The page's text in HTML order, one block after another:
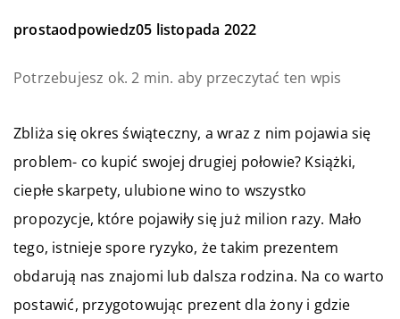
prostaodpowiedz05 listopada 2022
Potrzebujesz ok. 2 min. aby przeczytać ten wpis
Zbliża się okres świąteczny, a wraz z nim pojawia się
problem- co kupić swojej drugiej połowie? Książki,
ciepłe skarpety, ulubione wino to wszystko
propozycje, które pojawiły się już milion razy. Mało
tego, istnieje spore ryzyko, że takim prezentem
obdarują nas znajomi lub dalsza rodzina. Na co warto
postawić, przygotowując prezent dla żony i gdzie